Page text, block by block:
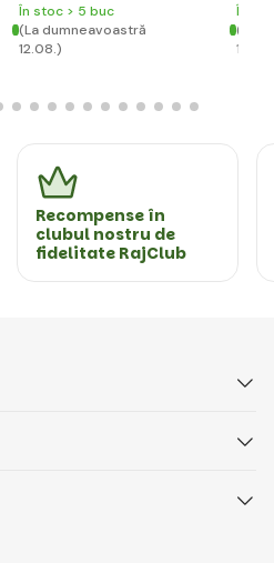
În stoc > 5 buc
(La dumneavoastră
12.08.)
În
(La
Recompense în
clubul nostru de
fidelitate RajClub